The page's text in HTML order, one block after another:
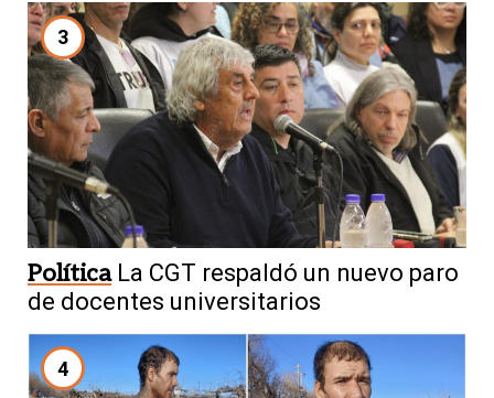
3
Política La CGT respaldó un nuevo paro
de docentes universitarios
4